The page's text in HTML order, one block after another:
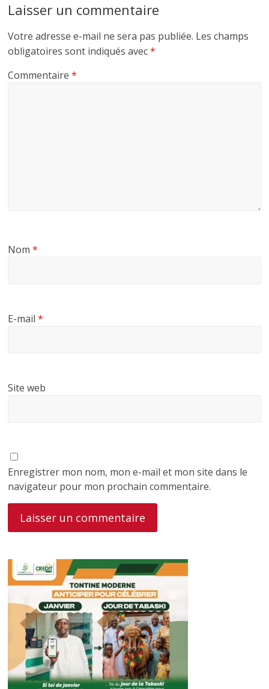
Laisser un commentaire
Votre adresse e-mail ne sera pas publiée. Les champs
obligatoires sont indiqués avec*
Commentaire*
Nom*
E-mail*
Site web
Enregistrer mon nom, mon e-mail et mon site dans le
navigateur pour mon prochain commentaire.